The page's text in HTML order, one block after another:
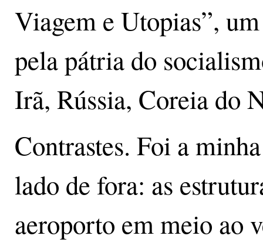
Viagem e Utopias”,
pela pátria do
Irã, Rússia, Coreia do
Contrastes. Foi a
lado de fora: as
aeroporto em meio ao